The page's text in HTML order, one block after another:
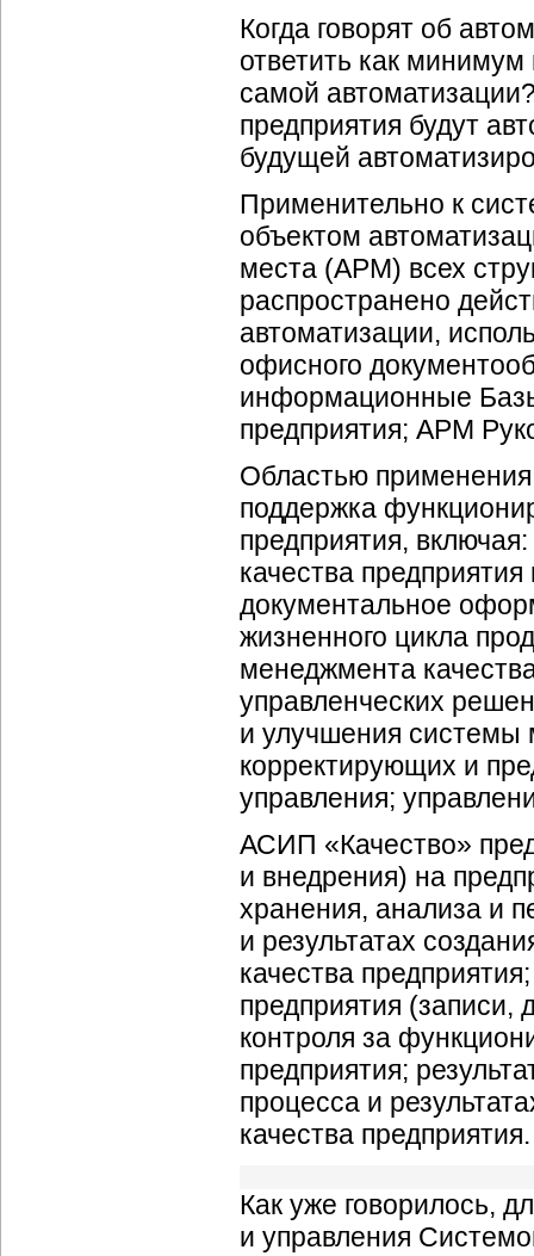
Когда говорят об
ответить как
самой
предприятия будут
будущей
Применительно к
объектом
места (АРМ) всех
распространено
автоматизации,
офисного
информационные
предприятия; АРМ
Областью
поддержка
предприятия,
качества
документальное
жизненного цикла
менеджмента
управленческих
и улучшения системы
корректирующих и
управления;
АСИП «Качество»
и внедрения) на
хранения, анализа и
и результатах
качества
предприятия (записи,
контроля за
предприятия;
процесса и
качества предприятия.
Как уже говорилось,
и управления